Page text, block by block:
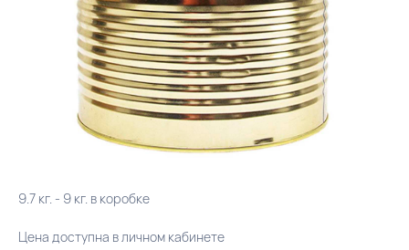
9.7 кг. - 9 кг. в коробке
Цена доступна в личном кабинете